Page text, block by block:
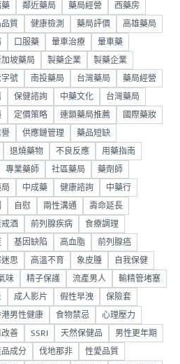
藥 鄰近藥局 藥局經營 西藥房
品質 健康檢測 藥局評價 高雄藥局
口服藥 暈車治療 暈車藥
加坡藥局 製藥企業 製藥企業
字號 南投藥局 台灣藥局 藥局經營
保健諮詢 中藥文化 台灣藥局
定價策略 連鎖藥局推薦 國際藥妝
譽 供應鏈管理 藥品短缺
退燒藥物 不良反應 用藥指南
專業藥師 社區藥局 藥劑師
中成藥 健康諮詢 中藥行
自慰 兩性溝通 壽命延長
酒 前列腺疾病 食療調理
基因缺陷 高血脂 前列腺癌
思 高溫不育 象皮腫 自我保健
味 精子保護 流產男人 輸精管堵塞
成人影片 假性早洩 保險套
港男性健康 食物禁忌 心理壓力
改善 SSRI 天然保健品 男性更年期
品成分 伐地那非 性愛品質